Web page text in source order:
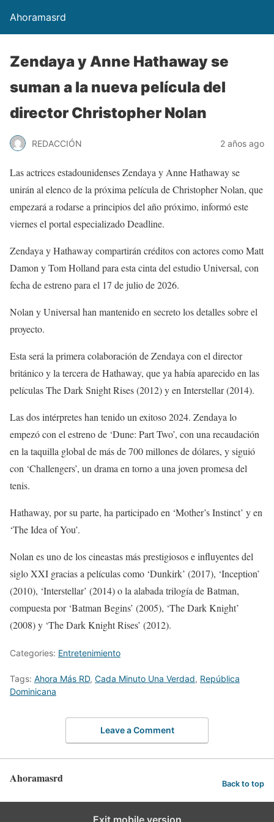
Ahoramasrd
Zendaya y Anne Hathaway se
suman a la nueva película del
director Christopher Nolan
REDACCIÓN 2 años ago
Las actrices estadounidenses Zendaya y Anne Hathaway se
unirán al elenco de la próxima película de Christopher Nolan, que
empezará a rodarse a principios del año próximo, informó este
viernes el portal especializado Deadline.
Zendaya y Hathaway compartirán créditos con actores como Matt
Damon y Tom Holland para esta cinta del estudio Universal, con
fecha de estreno para el 17 de julio de 2026.
Nolan y Universal han mantenido en secreto los detalles sobre el
proyecto.
Esta será la primera colaboración de Zendaya con el director
británico y la tercera de Hathaway, que ya había aparecido en las
películas The Dark Snight Rises (2012) y en Interstellar (2014).
Las dos intérpretes han tenido un exitoso 2024. Zendaya lo
empezó con el estreno de ‘Dune: Part Two’, con una recaudación
en la taquilla global de más de 700 millones de dólares, y siguió
con ‘Challengers’, un drama en torno a una joven promesa del
tenis.
Hathaway, por su parte, ha participado en ‘Mother’s Instinct’ y en
‘The Idea of You’.
Nolan es uno de los cineastas más prestigiosos e influyentes del
siglo XXI gracias a películas como ‘Dunkirk’ (2017), ‘Inception’
(2010), ‘Interstellar’ (2014) o la alabada trilogía de Batman,
compuesta por ‘Batman Begins’ (2005), ‘The Dark Knight’
(2008) y ‘The Dark Knight Rises’ (2012).
Categories: Entretenimiento
Tags: Ahora Más RD, Cada Minuto Una Verdad, República
Dominicana
Leave a Comment
Ahoramasrd Back to top
Exit mobile version